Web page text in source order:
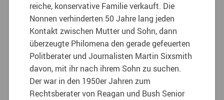
reiche, konservative Familie verkauft. Die
Nonnen verhinderten 50 Jahre lang jeden
Kontakt zwischen Mutter und Sohn,dann
überzeugte Philomena den gerade gefeuerten
Politberater und Journalisten Martin Sixsmith
davon, mit ihr nach ihrem Sohn zu suchen.
Der war in den 1950er Jahren zum
Rechtsberater von Reagan und Bush Senior